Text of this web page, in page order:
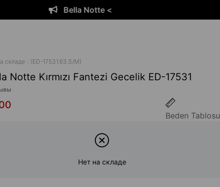
Bella Notte <
складе (ED-17531.63.S/M)
Notte Kırmızı Fantezi Gecelik ED-17531
Beden Tablosu
Нет на складе